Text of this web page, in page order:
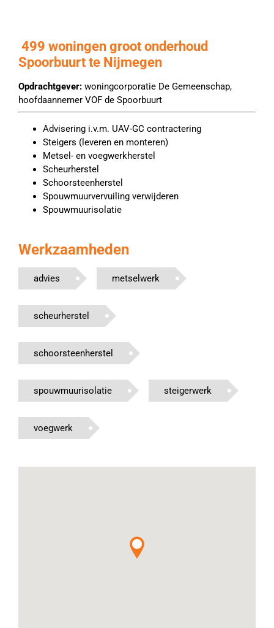
499 woningen groot onderhoud
Spoorbuurt te Nijmegen
Opdrachtgever: woningcorporatie De Gemeenschap,
hoofdaannemer VOF de Spoorbuurt
Advisering i.v.m. UAV-GC contractering
Steigers (leveren en monteren)
Metsel- en voegwerkherstel
Scheurherstel
Schoorsteenherstel
Spouwmuurvervuiling verwijderen
Spouwmuurisolatie
Werkzaamheden
advies metselwerk
scheurherstel
schoorsteenherstel
spouwmuurisolatie steigerwerk
voegwerk